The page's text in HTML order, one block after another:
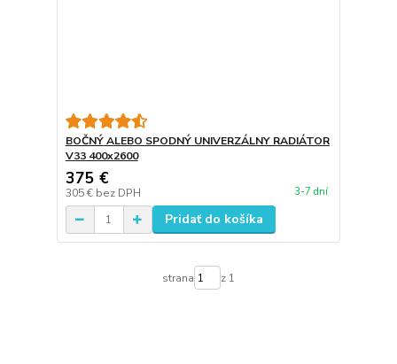
BOČNÝ ALEBO SPODNÝ UNIVERZÁLNY RADIÁTOR
V33 400x2600
375 €
305 € bez DPH 3-7 dní
Pridať do košíka
strana z 1